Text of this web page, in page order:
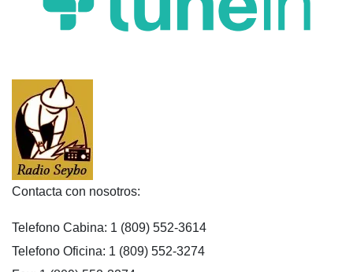
Contacta con nosotros:
Telefono Cabina: 1 (809) 552-3614
Telefono Oficina: 1 (809) 552-3274